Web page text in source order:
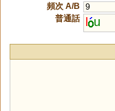
頻次 A/B
9
普通話
l u